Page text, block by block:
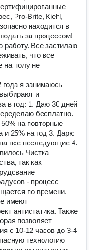
Рrо-Вritе, Кiеhl,
находится в
за процессом!
работу. Все застилаю
что все
на полу не
года я занимаюсь
и
в год: 1. Даю 30 дней
бесплатно.
на повторные
и 25% на год 3. Дарю
все последующие 4.
Чистка
так как
- процесс
по времени.
имеют
антистатика. Также
позволяет
с 10-12 часов до 3-4
технологию